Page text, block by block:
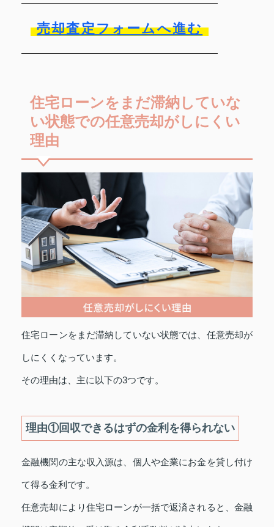
売却査定フォームへ進む
住宅ローンをまだ滞納していな
い状態での任意売却がしにくい
理由
住宅ローンをまだ滞納していない状態では、任意売却が
しにくくなっています。
その理由は、主に以下の3つです。
理由①回収できるはずの金利を得られない
金融機関の主な収入源は、個人や企業にお金を貸し付け
て得る金利です。
任意売却により住宅ローンが一括で返済されると、金融